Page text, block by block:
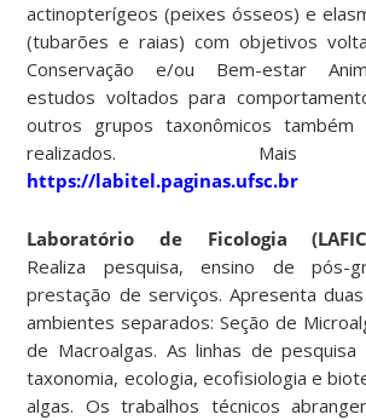
actinopterígeos (peixes ósseos) e
(tubarões e raias) com objetivos
Conservação e/ou Bem-estar
estudos voltados para
outros grupos taxonômicos
realizados.
https://labitel.paginas.ufsc.br
Laboratório de Ficologia (LAFIC/
Realiza pesquisa, ensino de pós-
prestação de serviços. Apresenta
ambientes separados: Seção de
de Macroalgas. As linhas de pesquisa
taxonomia, ecologia, ecofisiologia e
algas. Os trabalhos técnicos